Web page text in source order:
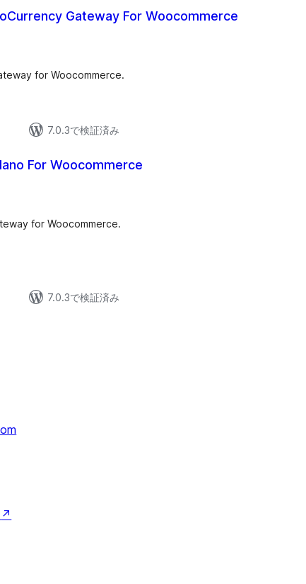
Gateway For Woocommerce
for Woocommerce.
7.0.3で検証済み
For Woocommerce
for Woocommerce.
7.0.3で検証済み
↗